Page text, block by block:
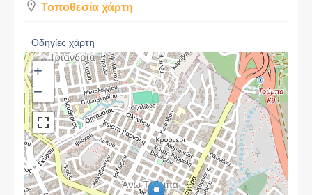
Τοποθεσία χάρτη
Οδηγίες χάρτη
+
−